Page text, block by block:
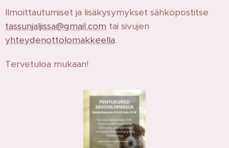
Ilmoittautumiset ja lisäkysymykset sähköpostitse
tassunjaljissa@gmail.com tai sivujen
yhteydenottolomakkeella.
Tervetuloa mukaan!